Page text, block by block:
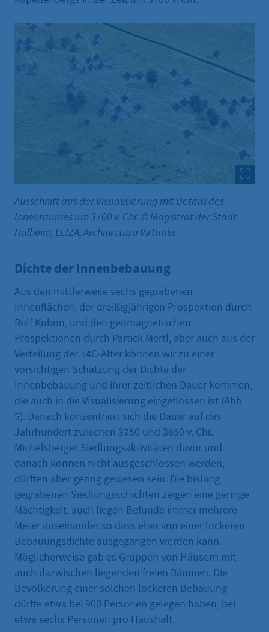
Ausschnitt aus der Visualisierung mit Details des
Innenraumes um 3700 v. Chr. © Magistrat der Stadt
Hofheim, LEIZA, Architectura Virtualis
Dichte der Innenbebauung
Aus den mittlerweile sechs gegrabenen
Innenflächen, der dreißigjährigen Prospektion durch
Rolf Kubon, und den geomagnetischen
Prospektionen durch Partick Mertl, aber auch aus der
Verteilung der 14C-Alter können wir zu einer
vorsichtigen Schätzung der Dichte der
Innenbebauung und ihrer zeitlichen Dauer kommen,
die auch in die Visualisierung eingeflossen ist (Abb
5). Danach konzentriert sich die Dauer auf das
Jahrhundert zwischen 3750 und 3650 v. Chr.
Michelsberger Siedlungsaktivitäten davor und
danach können nicht ausgeschlossen werden,
dürften aber gering gewesen sein. Die bislang
gegrabenen Siedlungsschichten zeigen eine geringe
Mächtigkeit, auch liegen Befunde immer mehrere
Meter auseinander so dass eher von einer lockeren
Bebauungsdichte ausgegangen werden kann.
Möglicherweise gab es Gruppen von Häusern mit
auch dazwischen liegenden freien Räumen. Die
Bevölkerung einer solchen lockeren Bebauung
dürfte etwa bei 900 Personen gelegen haben, bei
etwa sechs Personen pro Haushalt.